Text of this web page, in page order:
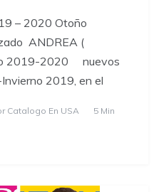
– 2020 Otoño
ANDREA (
2019-2020 nuevos
2019, en el
Catalogo En USA
5 Min